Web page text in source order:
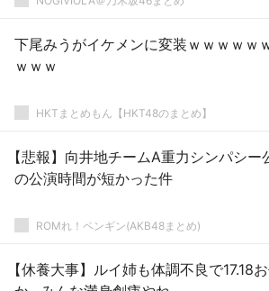
下尾みうがイケメンに変装ｗｗｗｗｗ
ｗｗｗ
HKTまとめもん【HKT48のまとめ】
【悲報】向井地チームA重力シンパシー
の公演時間が短かった件
ROMれ！ペンギン(AKB48まとめ)
【休養大事】ルイ姉も体調不良で17.18